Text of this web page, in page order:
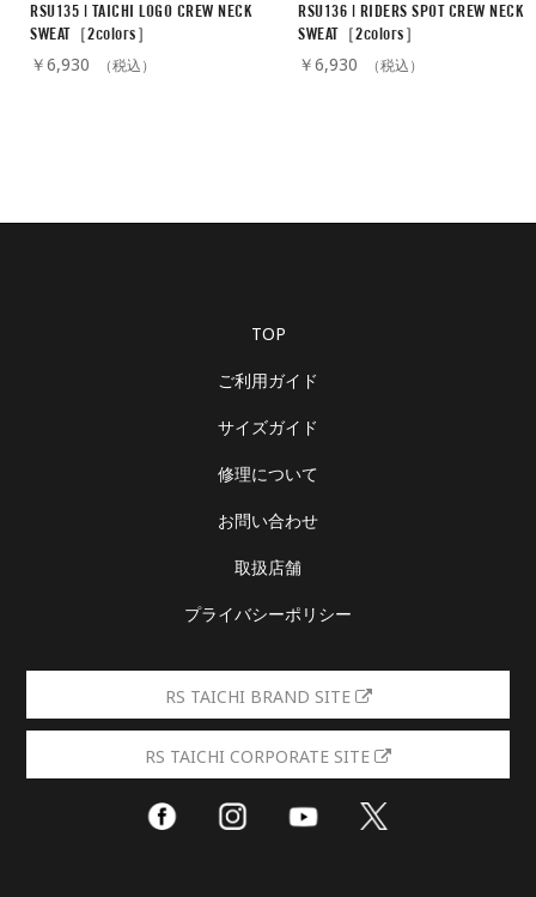
RSU135 | TAICHI LOGO CREW NECK
SWEAT［2colors］
￥6,930 （税込）
RSU136 | RIDERS SPOT CREW NECK
SWEAT［2colors］
￥6,930 （税込）
TOP
ご利用ガイド
サイズガイド
修理について
お問い合わせ
取扱店舗
プライバシーポリシー
RS TAICHI BRAND SITE
RS TAICHI CORPORATE SITE